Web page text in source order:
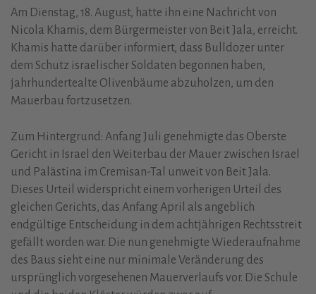
Am Dienstag, 18. August, hatte ihn eine Nachricht von
Nicola Khamis, dem Bürgermeister von Beit Jala, erreicht.
Khamis hatte darüber informiert, dass Bulldozer unter
dem Schutz israelischer Soldaten begonnen haben,
jahrhundertealte Olivenbäume abzuholzen, um den
Mauerbau fortzusetzen.
Zum Hintergrund: Anfang Juli genehmigte das Oberste
Gericht in Israel den Weiterbau der Mauer zwischen Israel
und Palästina im Cremisan-Tal unweit von Beit Jala.
Dieses Urteil widerspricht einem vorherigen Urteil des
gleichen Gerichts, das Anfang April als angeblich
endgültige Entscheidung in dem achtjährigen Rechtsstreit
gefällt worden war. Die nun genehmigte Wiederaufnahme
des Baus sieht eine nur minimale Veränderung des
ursprünglich vorgesehenen Mauerverlaufs vor. Die Schule